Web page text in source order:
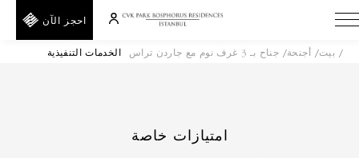
احجز الآن
بيت أجنحة جناح بـ 3 غرف نوم مع جاردن تراس الخدمات التنفيذية
امتيازات خاصة